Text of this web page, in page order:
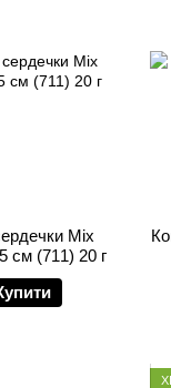
Mix
см (711) 20 г